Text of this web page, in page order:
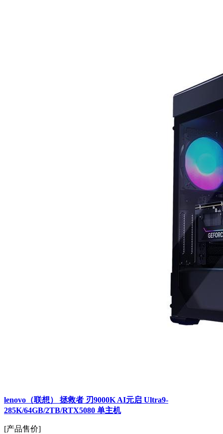
lenovo（联想） 拯救者 刃9000K AI元启 Ultra9-
285K/64GB/2TB/RTX5080 单主机
[产品售价]